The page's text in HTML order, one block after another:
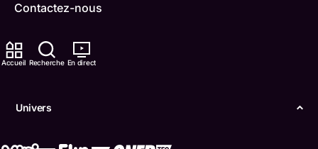
Accueil Recherche En direct
Univers
Contactez-nous
ONFR
Boukili